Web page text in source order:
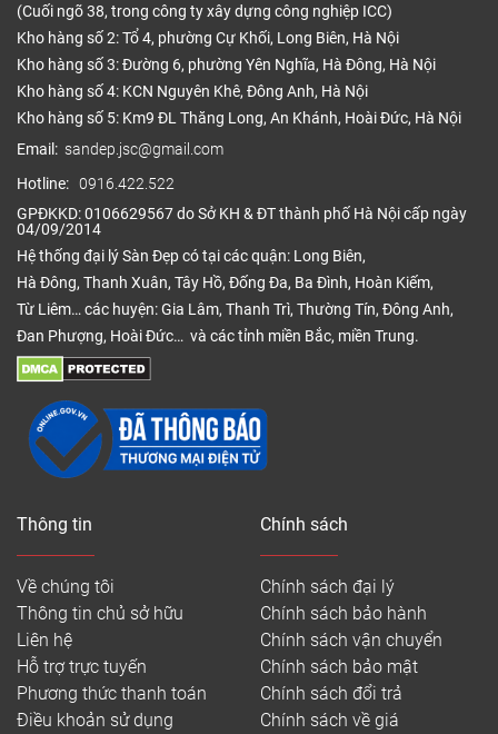
(Cuối ngõ 38, trong công ty xây dựng công nghiệp ICC)
Kho hàng số 2: Tổ 4, phường Cự Khối, Long Biên, Hà Nội
Kho hàng số 3: Đường 6, phường Yên Nghĩa, Hà Đông, Hà Nội
Kho hàng số 4: KCN Nguyên Khê, Đông Anh, Hà Nội
Kho hàng số 5: Km9 ĐL Thăng Long, An Khánh, Hoài Đức, Hà Nội
Email: sandep.jsc@gmail.com
Hotline: 0916.422.522
GPĐKKD: 0106629567 do Sở KH & ĐT thành phố Hà Nội cấp ngày
04/09/2014
Hệ thống đại lý Sàn Đẹp có tại các quận: Long Biên,
Hà Đông, Thanh Xuân, Tây Hồ, Đống Đa, Ba Đình, Hoàn Kiếm,
Từ Liêm… các huyện: Gia Lâm, Thanh Trì, Thường Tín, Đông Anh,
Đan Phượng, Hoài Đức… và các tỉnh miền Bắc, miền Trung.
Thông tin
Về chúng tôi
Thông tin chủ sở hữu
Liên hệ
Hỗ trợ trực tuyến
Phương thức thanh toán
Điều khoản sử dụng
Chính sách
Chính sách đại lý
Chính sách bảo hành
Chính sách vận chuyển
Chính sách bảo mật
Chính sách đổi trả
Chính sách về giá